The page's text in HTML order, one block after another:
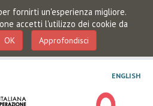
fornirti un'esperienza migliore.
accetti l'utilizzo dei cookie da
OK Approfondisci
ENGLISH